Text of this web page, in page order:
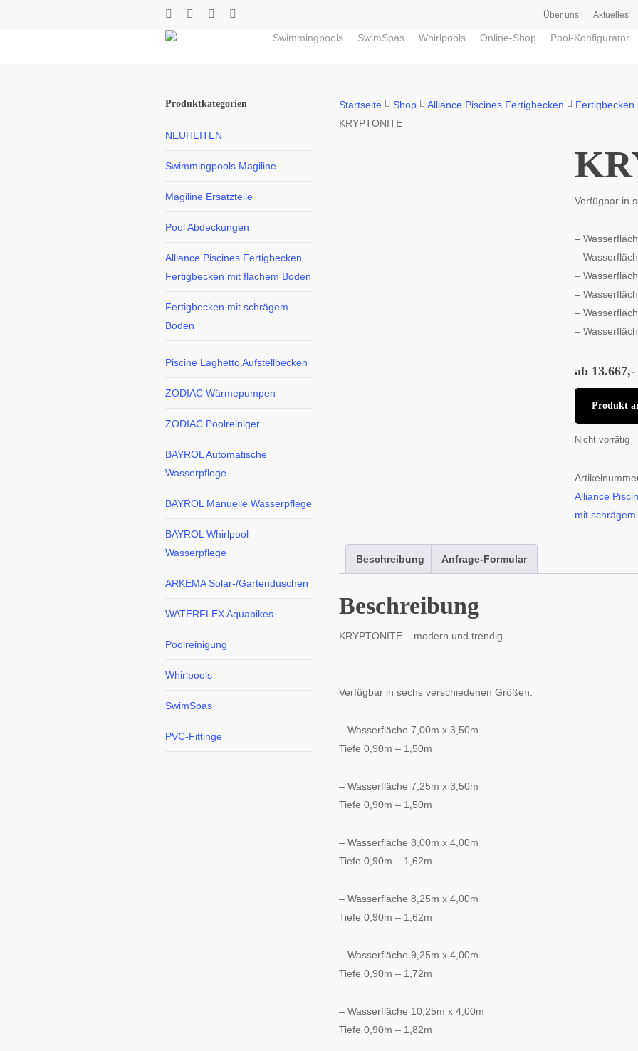
Über uns Aktuelles
Swimmingpools SwimSpas Whirlpools Online-Shop Pool-Konfigurator
Produktkategorien
NEUHEITEN
Swimmingpools Magiline
Magiline Ersatzteile
Pool Abdeckungen
Alliance Piscines Fertigbecken
Fertigbecken mit flachem Boden
Fertigbecken mit schrägem
Boden
Piscine Laghetto Aufstellbecken
ZODIAC Wärmepumpen
ZODIAC Poolreiniger
BAYROL Automatische
Wasserpflege
BAYROL Manuelle Wasserpflege
BAYROL Whirlpool
Wasserpflege
ARKEMA Solar-/Gartenduschen
WATERFLEX Aquabikes
Poolreinigung
Whirlpools
SwimSpas
PVC-Fittinge
Startseite Shop Alliance Piscines Fertigbecken
Fertigbecken
KRYPTONITE
Verfügbar in
–
–
–
–
–
–
ab 13.667,-
Produkt
Nicht vorrätig
Alliance
mit
Beschreibung Anfrage-Formular
Beschreibung
KRYPTONITE – modern und trendig
Verfügbar in sechs verschiedenen Größen:
– Wasserfläche 7,00m x 3,50m
Tiefe 0,90m – 1,50m
– Wasserfläche 7,25m x 3,50m
Tiefe 0,90m – 1,50m
– Wasserfläche 8,00m x 4,00m
Tiefe 0,90m – 1,62m
– Wasserfläche 8,25m x 4,00m
Tiefe 0,90m – 1,62m
– Wasserfläche 9,25m x 4,00m
Tiefe 0,90m – 1,72m
– Wasserfläche 10,25m x 4,00m
Tiefe 0,90m – 1,82m